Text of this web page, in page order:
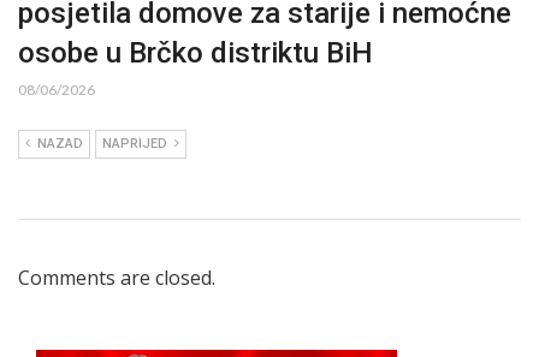
posjetila domove za starije i nemoćne
osobe u Brčko distriktu BiH
08/06/2026
NAZAD NAPRIJED
Comments are closed.